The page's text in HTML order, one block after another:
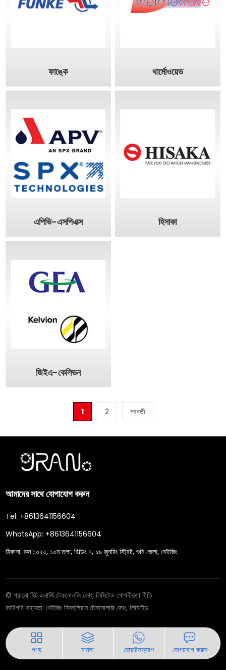
ফাঙ্কে থার্মোওয়েভ
এপিভি-এসপিএক্স হিসাকা
জিইএ-কেলিভন
1 2 পরবর্তী
আমাদের সাথে যোগাযোগ করুন
Tel: +8613641156604
WhatsApp: +8613641156604
ঠিকানা: রুম ১০২২, ১০ম তলা, বিল্ডিং ৭, ১৬ জুনয়িং স্ট্রিট, শুনি জেলা, বেইজিং
© গ্রানো হিট এনার্জি টেকনোলজি কোং, লিমিটেডগোপনীয়তা নীতি
কারিগরি সহায়তা:বেইজিং সিনহুলিয়ান টেকনোলজি কোং, লিমিটেড
পণ্য মামলা হোয়াটসঅ্যাপ যোগাযোগ করুন